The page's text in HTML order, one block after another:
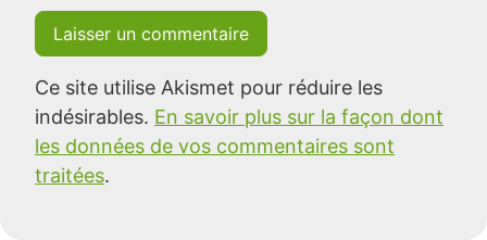
Ce site utilise Akismet pour réduire les
indésirables. En savoir plus sur la façon dont
les données de vos commentaires sont
traitées.